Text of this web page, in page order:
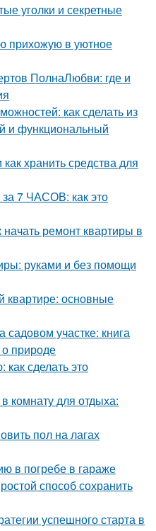
уголки и секретные
прихожую в уютное
ПолнаЛюбви: где и
как сделать из
и функциональный
хранить средства для
7 ЧАСОВ: как это
начать ремонт квартиры в
руками и без помощи
квартире: основные
участке: книга
о природе
как сделать это
комнату для отдыха:
пол на лагах
в погребе в гараже
способ сохранить
успешного старта в